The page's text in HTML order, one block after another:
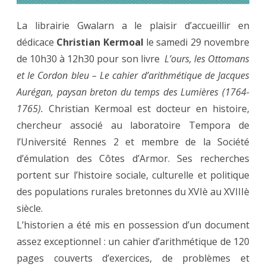
La librairie Gwalarn a le plaisir d’accueillir en
dédicace Christian Kermoal le samedi 29 novembre
de 10h30 à 12h30 pour son livre L’ours, les Ottomans
et le Cordon bleu – Le cahier d’arithmétique de Jacques
Aurégan, paysan breton du temps des Lumières (1764-
1765). Christian Kermoal est docteur en histoire,
chercheur associé au laboratoire Tempora de
l’Université Rennes 2 et membre de la Société
d’émulation des Côtes d’Armor. Ses recherches
portent sur l’histoire sociale, culturelle et politique
des populations rurales bretonnes du XVIè au XVIIIè
siècle.
L’historien a été mis en possession d’un document
assez exceptionnel : un cahier d’arithmétique de 120
pages couverts d’exercices, de problèmes et